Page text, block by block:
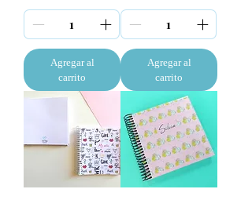
Agregar al
carrito
Agregar al
carrito